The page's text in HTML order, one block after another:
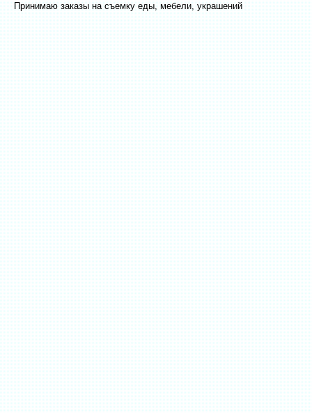
Принимаю заказы на съемку еды, мебели, украшений